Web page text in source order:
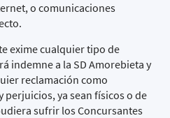
o comunicaciones
exime cualquier tipo de
indemne a la SD Amorebieta y
reclamación como
perjuicios, ya sean físicos o de
sufrir los Concursantes